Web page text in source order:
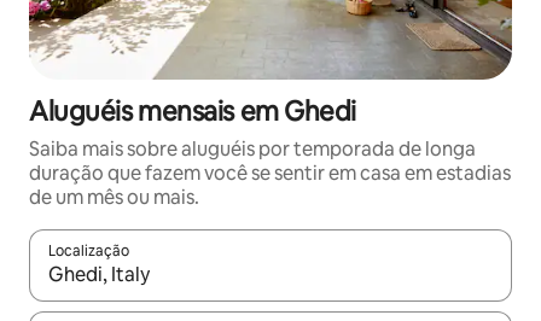
Aluguéis mensais em Ghedi
Saiba mais sobre aluguéis por temporada de longa
duração que fazem você se sentir em casa em estadias
de um mês ou mais.
Localização
Quando os resultados estiverem disponíveis, explore-os